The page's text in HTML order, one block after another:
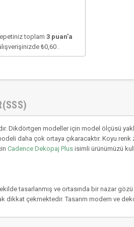
toplam3 puan'a
₺0,60
Dikdörtgen modeller için model ölçüsü
daha çok ortaya çıkaracaktır. Koyu
Cadence Dekopaj Plus isimli ürünümüzü
tasarlanmış ve ortasında bir nazar
çekmektedir. Tasarım modern ve